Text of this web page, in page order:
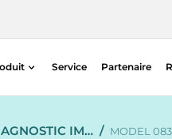
Imagerie diagnostique
Service Partenaire
IM… / MODEL 083